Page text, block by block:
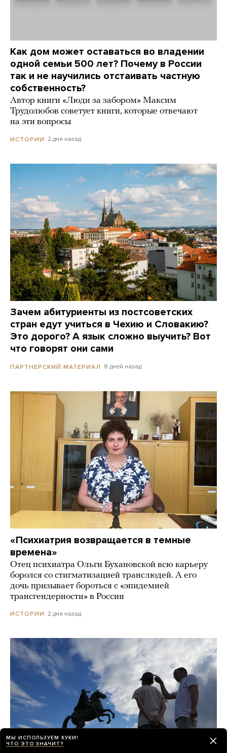
Как дом может оставаться во владении
одной семьи 500 лет? Почему в России
так и не научились отстаивать частную
собственность?
Автор книги «Люди за забором» Максим
Трудолюбов советует книги, которые отвечают
на эти вопросы
ИСТОРИИ 2 дня назад
Зачем абитуриенты из постсоветских
стран едут учиться в Чехию и Словакию?
Это дорого? А язык сложно выучить? Вот
что говорят они сами
ПАРТНЕРСКИЙ МАТЕРИАЛ 8 дней назад
«Психиатрия возвращается в темные
времена»
Отец психиатра Ольги Бухановской всю карьеру
боролся со стигматизацией транслюдей. А его
дочь призывает бороться с «эпидемией
трансгендерности» в России
ИСТОРИИ 2 дня назад
МЫ ИСПОЛЬЗУЕМ КУКИ!
ЧТО ЭТО ЗНАЧИТ?